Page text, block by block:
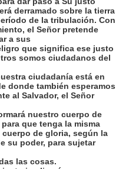
derramado sobre la tierra
de la tribulación. Con
el Señor pretende
a sus
que significa ese justo
somos ciudadanos del
ciudadanía está en
donde también esperamos
al Salvador, el Señor
nuestro cuerpo de
que tenga la misma
cuerpo de gloria, según la
su poder, para sujetar
las cosas.